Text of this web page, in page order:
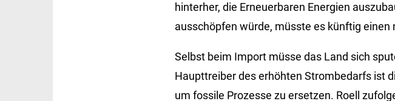
hinterher, die Erneuerbaren Energien
ausschöpfen würde, müsste es künftig
Selbst beim Import müsse das Land sich
Haupttreiber des erhöhten Strombedarfs ist
um fossile Prozesse zu ersetzen. Roell